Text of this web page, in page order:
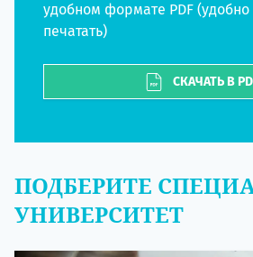
удобном формате PDF (удобно
печатать)
СКАЧАТЬ В
ПОДБЕРИТЕ
УНИВЕРСИТЕТ